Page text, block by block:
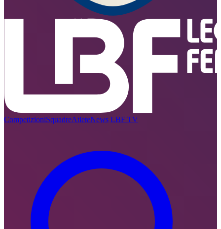
CompetizioniSquadreAtleteNews LBF TV